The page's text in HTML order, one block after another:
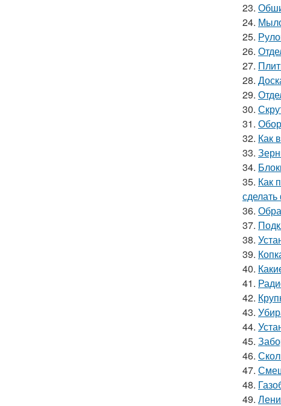
23.
24.
25.
26.
27.
28.
29.
30.
31.
32. Как
33.
34.
35. Как
36.
37.
38.
39.
40.
41.
42.
43.
44.
45.
46.
47.
48.
49.